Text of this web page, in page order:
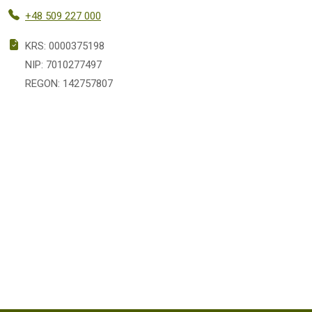
+48 509 227 000
KRS: 0000375198
NIP: 7010277497
REGON: 142757807